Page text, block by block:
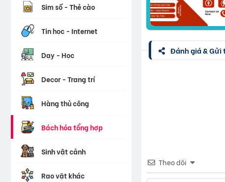
Sim số - Thẻ cào
Tin học - Internet
Dạy - Học
Decor - Trang trí
Hàng thủ công
Bách hóa tổng hợp
Sinh vật cảnh
Rao vặt khác
Đánh giá & Gửi
Theo dõi